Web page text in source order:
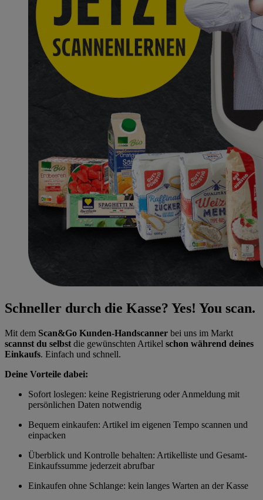
Schneller durch die Kasse? Yes! You scan.
Mit dem Scan&Go Kunden-Handscanner bei uns im Markt
scannst du selbst die gewünschten Artikel schon während deines
Einkaufs. Einfach und schnell.
Deine Vorteile dabei:
Sofort loslegen: keine Registrierung oder Anmeldung mit
persönlichen Daten notwendig
Bequem einkaufen: Artikel im eigenen Tempo scannen und
einpacken
Überblick und Kontrolle behalten: Artikelliste und Gesamt-
Einkaufssumme jederzeit abrufbar
Einkaufen ohne Schlange: kein langes Warten an der Kasse